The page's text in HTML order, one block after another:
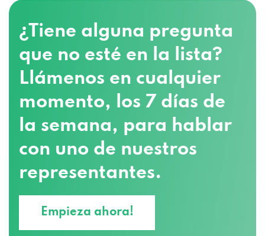
1302 N Central Ave # 2, Marshfield, WI
54449
Advance America
5604 75th St, Kenosha, WI 53142
3730 S 27th St # 110, Milwaukee, WI 53221
8066 N 76th St, Milwaukee, WI 53223
¿Tiene alguna pregunta
que no esté en la lista?
Llámenos en cualquier
momento, los 7 días de
la semana, para hablar
con uno de nuestros
representantes.
Empieza ahora!